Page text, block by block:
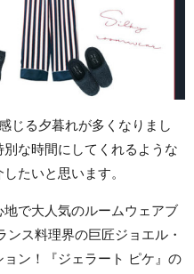
じる夕暮れが多くなりまし
な時間にしてくれるような
たいと思います。
で大人気のルームウェアブ
ス料理界の巨匠ジョエル・
ン！『ジェラート ピケ』の